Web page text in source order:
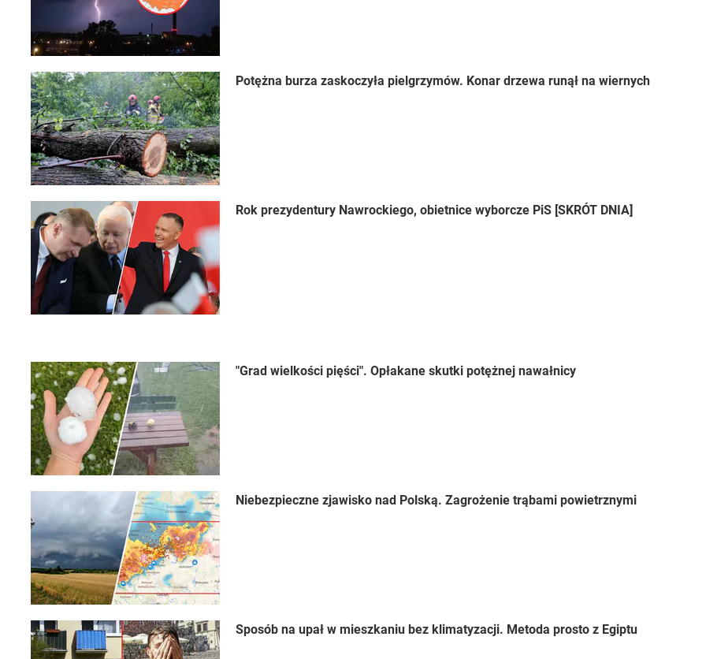
Potężna burza zaskoczyła pielgrzymów. Konar drzewa runął na wiernych
Rok prezydentury Nawrockiego, obietnice wyborcze PiS [SKRÓT DNIA]
"Grad wielkości pięści". Opłakane skutki potężnej nawałnicy
Niebezpieczne zjawisko nad Polską. Zagrożenie trąbami powietrznymi
Sposób na upał w mieszkaniu bez klimatyzacji. Metoda prosto z Egiptu